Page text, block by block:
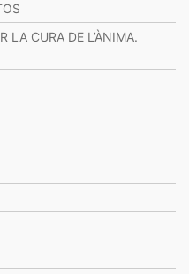
LA CURA DE L’ÀNIMA.